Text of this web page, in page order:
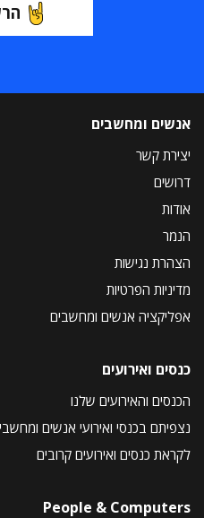
אנשים ומחשבים
יצירת קשר
דרושים
אודות
הנמר
הצהרת נגישות
מדיניות הפרטיות
אפליקציה אנשים ומחשבים
כנסים ואירועים
הכנסים והאירועים שלנו
נצפיתם בכנסי ואירועי אנשים
לקראת כנסים ואירועים קרובים
People & Computers